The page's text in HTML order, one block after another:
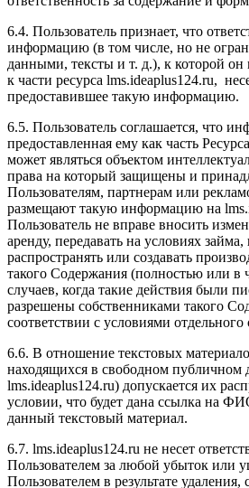
6.4. Пользователь признает, что
информацию (в том числе, но не
данными, тексты и т. д.), к которой он
к части ресурса lms.ideaplus124.ru,
предоставившее такую информацию.
6.5. Пользователь соглашается, что
предоставленная ему как часть
может являться объектом
права на который защищены и
Пользователям, партнерам или
размещают такую информацию на l
Пользователь не вправе вносить
аренду, передавать на условиях займа,
распространять или создавать
такого Содержания (полностью или в
случаев, когда такие действия были
разрешены собственниками такого
соответствии с условиями отдельного
6.6. В отношение текстовых
находящихся в свободном публичном
lms.ideaplus124.ru) допускается их
условии, что будет дана ссылка на
данный текстовый материал.
6.7. lms.ideaplus124.ru не несет
Пользователем за любой убыток или
Пользователем в результате удаления,